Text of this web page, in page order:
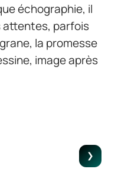
échographie, il
attentes, parfois
la promesse
image après